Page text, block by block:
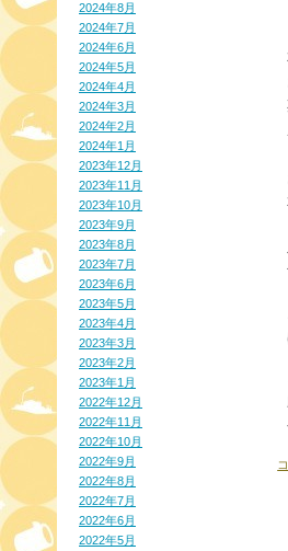
2024年8月
2024年7月
2024年6月
2024年5月
2024年4月
2024年3月
2024年2月
2024年1月
2023年12月
2023年11月
2023年10月
2023年9月
2023年8月
2023年7月
2023年6月
2023年5月
2023年4月
2023年3月
2023年2月
2023年1月
2022年12月
2022年11月
2022年10月
2022年9月
2022年8月
2022年7月
2022年6月
2022年5月